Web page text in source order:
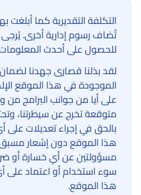
التكلفة التقديرية كما
تُضاف رسوم إدارية أخرى.
للحصول على أحدث
لقد بذلنا قصارى جهدنا
الموجودة في هذا الموقع
على أيا من جوانب البرامج
متوقعة تخرج عن سيطرتنا،
بالحق في إجراء تعديلات
هذا الموقع دون إشعار
مسؤولتين عن أي خسارة أو
سوء استخدام أو اعتماد
هذا الموقع.